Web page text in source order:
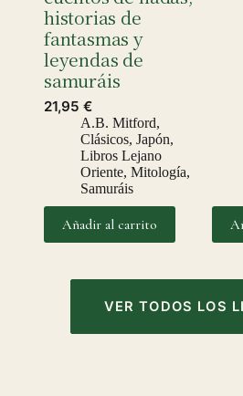
historias de
fantasmas y
leyendas de
samuráis
21,95 €
A.B. Mitford,
Clásicos, Japón,
Libros Lejano
Oriente, Mitología,
Samuráis
Añadir al carrito
VER TODOS LOS